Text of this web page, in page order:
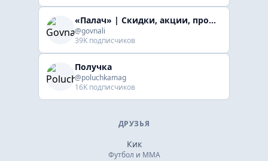
«Палач» | Скидки, акции, промокоды
@govnali
39K подписчиков
Получка
@poluchkamag
16K подписчиков
ДРУЗЬЯ
Кик
Футбол и ММА